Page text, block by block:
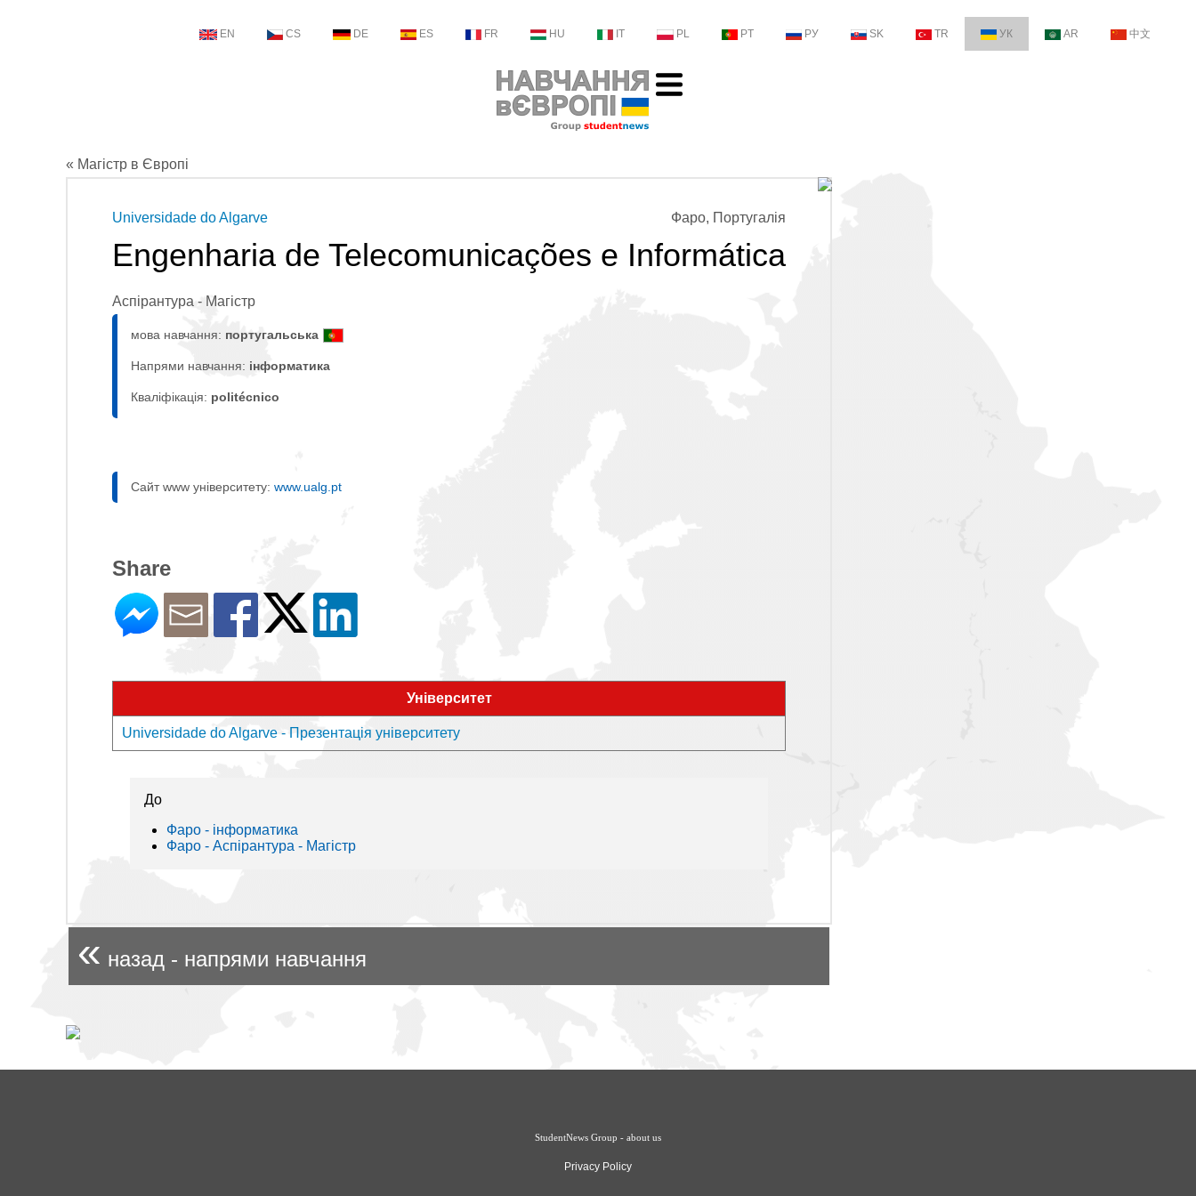
EN CS DE ES FR HU IT PL PT РУ SK TR УК AR 中文
« Магістр в Європі
Фаро, Португалія
Universidade do Algarve
Engenharia de Telecomunicações e Informática
Аспірантура - Магістр
мова навчання: португальська
Напрями навчання: інформaтика
Кваліфікація: politécnico
Сайт www університету: www.ualg.pt
Share
Університет
Universidade do Algarve - Презентація університету
До
Фаро - інформaтика
Фаро - Аспірантура - Магістр
« назад - напрями навчання
StudentNews Group - about us
Privacy Policy